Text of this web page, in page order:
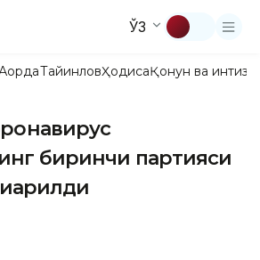
ЎЗ
ТайинловҲодисаҚонун ва
биринчи партияси